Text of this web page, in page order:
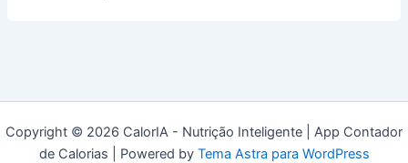
Copyright © 2026 CalorIA - Nutrição Inteligente | App Contador
de Calorias | Powered by Tema Astra para WordPress